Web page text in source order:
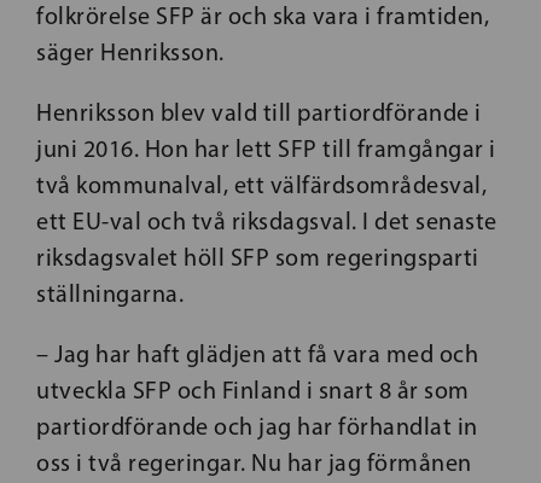
folkrörelse SFP är och ska vara i framtiden,
säger Henriksson.
Henriksson blev vald till partiordförande i
juni 2016. Hon har lett SFP till framgångar i
två kommunalval, ett välfärdsområdesval,
ett EU-val och två riksdagsval. I det senaste
riksdagsvalet höll SFP som regeringsparti
ställningarna.
– Jag har haft glädjen att få vara med och
utveckla SFP och Finland i snart 8 år som
partiordförande och jag har förhandlat in
oss i två regeringar. Nu har jag förmånen